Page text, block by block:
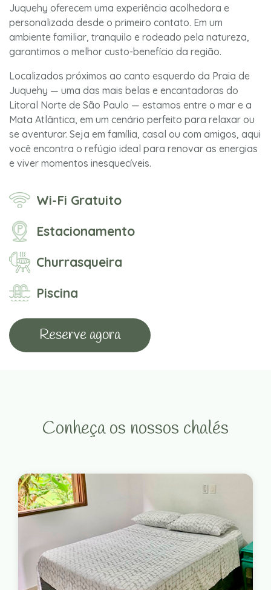
Juquehy oferecem uma experiência acolhedora e
personalizada desde o primeiro contato. Em um
ambiente familiar, tranquilo e rodeado pela natureza,
garantimos o melhor custo-benefício da região.
Localizados próximos ao canto esquerdo da Praia de
Juquehy — uma das mais belas e encantadoras do
Litoral Norte de São Paulo — estamos entre o mar e a
Mata Atlântica, em um cenário perfeito para relaxar ou
se aventurar. Seja em família, casal ou com amigos, aqui
você encontra o refúgio ideal para renovar as energias
e viver momentos inesquecíveis.
Wi-Fi Gratuito
Estacionamento
Churrasqueira
Piscina
Reserve agora
Conheça os nossos chalés